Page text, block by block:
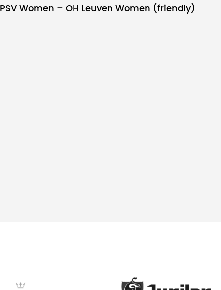
PSV Women – OH Leuven Women (friendly)